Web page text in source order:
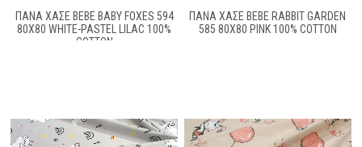
ΠΆΝΑ ΧΑΣΈ BEBE BABY FOXES 594
80X80 WHITE-PASTEL LILAC 100%
COTTON
ΠΆΝΑ ΧΑΣΈ BEBE RABBIT GARDEN
585 80X80 PINK 100% COTTON